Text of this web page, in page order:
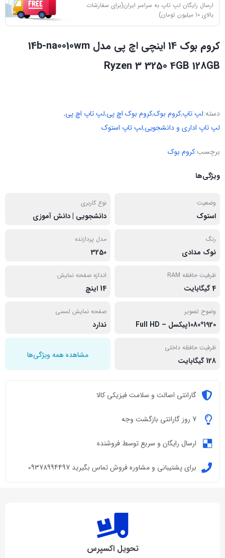
ارسال رایگان لپ تاپ به سراسر ایران(برای سفارشات
بالای 10 میلیون تومان)
کروم بوک 14 اینچی اچ پی مدل 14b-na0010wm
Ryzen 3 3250 4GB 128GB
دسته:لپ تاپ,کروم بوک,کروم بوک اچ پی,لپ تاپ اچ پی,
لپ تاپ اداری و دانشجویی,لپ تاپ استوک
برچسب:کروم بوک
ویژگی‌ها
وضعیت
استوک
نوع کاربری
دانشجویی | دانش آموزی
رنگ
نوک مدادی
مدل پردازنده
3250
ظرفیت حافظه RAM
4 گیگابایت
اندازه صفحه نمایش
14 اینچ
وضوح تصویر
1920*1080پیکسل – Full HD
صفحه نمایش لمسی
ندارد
ظرفیت حافظه داخلی
128 گیگابایت
مشاهده همه ویژگی‌ها
گارانتی اصالت و سلامت فیزیکی کالا
7 روز گارانتی بازگشت وجه
ارسال رایگان و سریع توسط فروشنده
برای پشتیبانی و مشاوره فروش تماس بگیرید 09378994497
تحویل اکسپرس